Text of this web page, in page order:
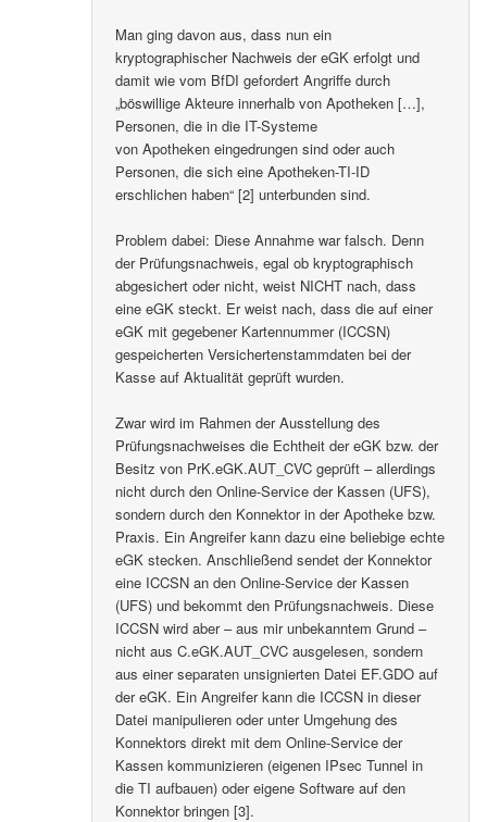
Man ging davon aus, dass nun ein
kryptographischer Nachweis der eGK erfolgt und
damit wie vom BfDI gefordert Angriffe durch
„böswillige Akteure innerhalb von Apotheken […],
Personen, die in die IT-Systeme
von Apotheken eingedrungen sind oder auch
Personen, die sich eine Apotheken-TI-ID
erschlichen haben“ [2] unterbunden sind.
Problem dabei: Diese Annahme war falsch. Denn
der Prüfungsnachweis, egal ob kryptographisch
abgesichert oder nicht, weist NICHT nach, dass
eine eGK steckt. Er weist nach, dass die auf einer
eGK mit gegebener Kartennummer (ICCSN)
gespeicherten Versichertenstammdaten bei der
Kasse auf Aktualität geprüft wurden.
Zwar wird im Rahmen der Ausstellung des
Prüfungsnachweises die Echtheit der eGK bzw. der
Besitz von PrK.eGK.AUT_CVC geprüft – allerdings
nicht durch den Online-Service der Kassen (UFS),
sondern durch den Konnektor in der Apotheke bzw.
Praxis. Ein Angreifer kann dazu eine beliebige echte
eGK stecken. Anschließend sendet der Konnektor
eine ICCSN an den Online-Service der Kassen
(UFS) und bekommt den Prüfungsnachweis. Diese
ICCSN wird aber – aus mir unbekanntem Grund –
nicht aus C.eGK.AUT_CVC ausgelesen, sondern
aus einer separaten unsignierten Datei EF.GDO auf
der eGK. Ein Angreifer kann die ICCSN in dieser
Datei manipulieren oder unter Umgehung des
Konnektors direkt mit dem Online-Service der
Kassen kommunizieren (eigenen IPsec Tunnel in
die TI aufbauen) oder eigene Software auf den
Konnektor bringen [3].